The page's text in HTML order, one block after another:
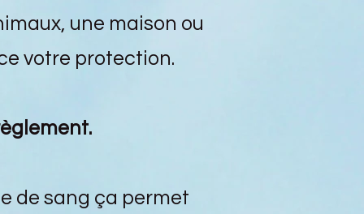
une maison ou
votre protection.
de sang ça permet